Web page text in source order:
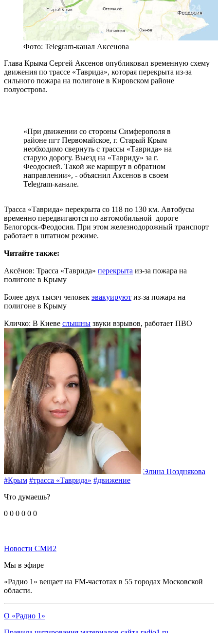
Фото: Telegram-канал Аксенова
Глава Крыма Сергей Аксенов опубликовал временную схему
движения по трассе «Таврида», которая перекрыта из-за
сильного пожара на полигоне в Кировском районе
полуострова.
«При движении со стороны Симферополя в
районе пгт Первомайское, г. Старый Крым
необходимо свернуть с трассы «Таврида» на
старую дорогу. Выезд на «Тавриду» за г.
Феодосией. Такой же маршрут в обратном
направлении», - объяснил Аксенов в своем
Telegram-канале.
Трасса «Таврида» перекрыта со 118 по 130 км. Автобусы
временно передвигаются по автомобильной дороге
Белогорск-Феодосия. При этом железнодорожный транспорт
работает в штатном режиме.
Читайте также:
Аксёнов: Трасса «Таврида» перекрыта из-за пожара на
полигоне в Крыму
Более двух тысяч человек эвакуируют из-за пожара на
полигоне в Крыму
Кличко: В Киеве слышны звуки взрывов, работает ПВО
Элина Позднякова
#Крым #трасса «Таврида» #движение
Что думаешь?
0 0 0 0 0 0
Новости СМИ2
Мы в эфире
«Радио 1» вещает на FM-частотах в 55 городах Московской
области.
О «Радио 1»